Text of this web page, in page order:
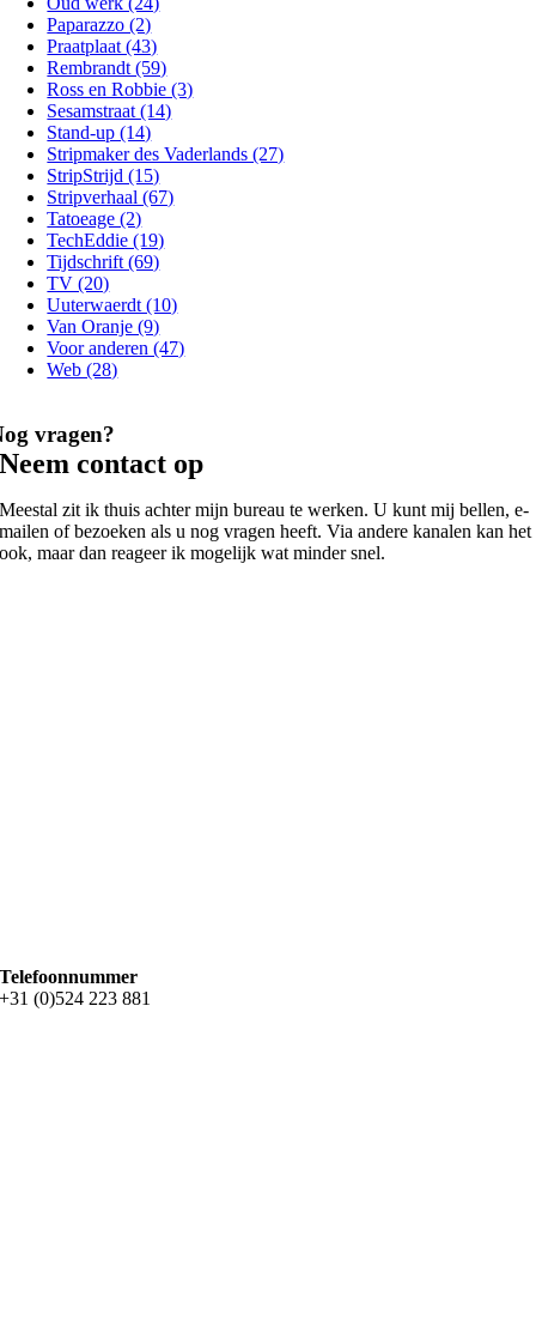
Paparazzo (2)
Praatplaat (43)
Rembrandt (59)
Ross en Robbie (3)
Sesamstraat (14)
Stand-up (14)
Stripmaker des Vaderlands (27)
StripStrijd (15)
Stripverhaal (67)
Tatoeage (2)
TechEddie (19)
Tijdschrift (69)
TV (20)
Uuterwaerdt (10)
Van Oranje (9)
Voor anderen (47)
Web (28)
vragen?
Neem contact op
Meestal zit ik thuis achter mijn bureau te werken. U kunt mij bellen, e-
mailen of bezoeken als u nog vragen heeft. Via andere kanalen kan het
ook, maar dan reageer ik mogelijk wat minder snel.
Telefoonnummer
+31 (0)524 223 881